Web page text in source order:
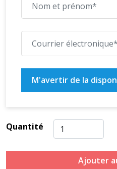
M'avertir de la
Quantité
Ajouter